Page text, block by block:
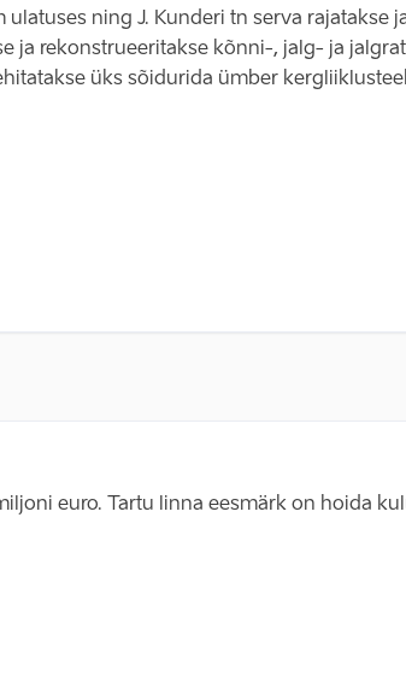
ning J. Kunderi tn serva rajatakse
ja rekonstrueeritakse kõnni-, jalg- ja
üks sõidurida ümber
euro. Tartu linna eesmärk on hoida